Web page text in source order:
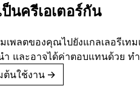
ป็นครีเอเตอร์กัน
มเพลตของคุณไปยังแกลเลอรีเท
ำ และอาจได้ค่าตอบแทนด้วย ท
ต้นใช้งาน →